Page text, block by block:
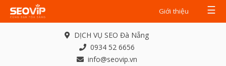
Giới thiệu ☰
DỊCH VỤ SEO Đà Nẵng
0934 52 6656
info@seovip.vn